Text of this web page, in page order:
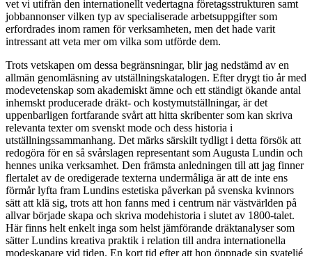
vet vi utifrån den internationellt vedertagna företagsstrukturen samt
jobbannonser vilken typ av specialiserade arbetsuppgifter som
erfordrades inom ramen för verksamheten, men det hade varit
intressant att veta mer om vilka som utförde dem.
Trots vetskapen om dessa begränsningar, blir jag nedstämd av en
allmän genomläsning av utställningskatalogen. Efter drygt tio år med
modevetenskap som akademiskt ämne och ett ständigt ökande antal
inhemskt producerade dräkt- och kostymutställningar, är det
uppenbarligen fortfarande svårt att hitta skribenter som kan skriva
relevanta texter om svenskt mode och dess historia i
utställningssammanhang. Det märks särskilt tydligt i detta försök att
redogöra för en så svårslagen representant som Augusta Lundin och
hennes unika verksamhet. Den främsta anledningen till att jag finner
flertalet av de oredigerade texterna undermåliga är att de inte ens
förmår lyfta fram Lundins estetiska påverkan på svenska kvinnors
sätt att klä sig, trots att hon fanns med i centrum när västvärlden på
allvar började skapa och skriva modehistoria i slutet av 1800-talet.
Här finns helt enkelt inga som helst jämförande dräktanalyser som
sätter Lundins kreativa praktik i relation till andra internationella
modeskapare vid tiden. En kort tid efter att hon öppnade sin syateljé